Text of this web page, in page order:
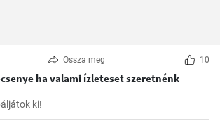
Ossza meg 10
ha valami ízleteset szeretnénk
ki!